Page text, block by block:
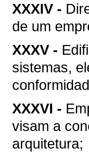
XXXIV -
de um
XXXV -
sistemas,
XXXVI -
visam a
arquitetura;